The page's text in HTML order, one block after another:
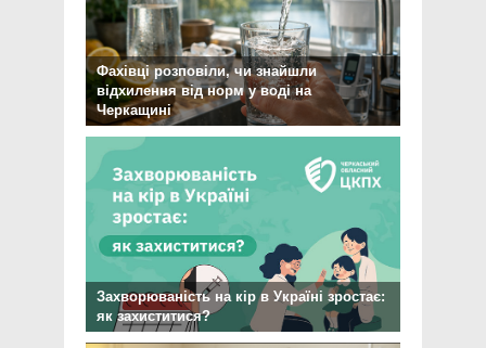
Фахівці розповіли, чи знайшли
відхилення від норм у воді на
Черкащині
Захворюваність на кір в Україні зростає:
як захиститися?